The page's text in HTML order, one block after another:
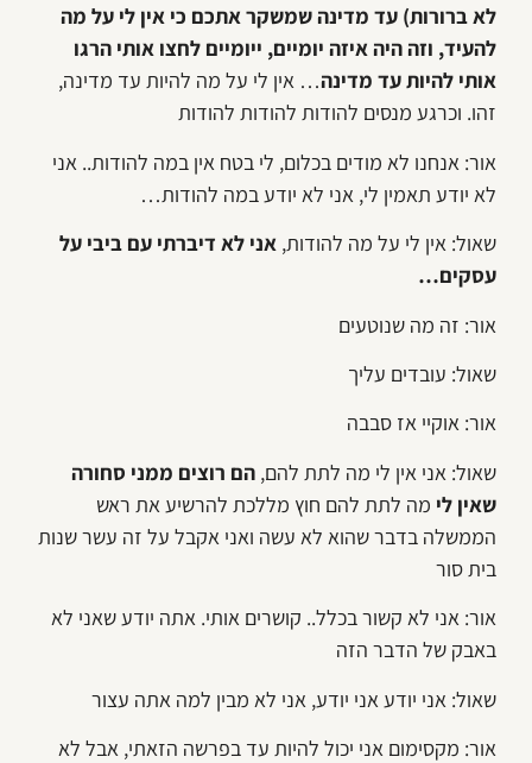
לא ברורות) עד מדינה שמשקר אתכם כי אין לי על מה
להעיד, וזה היה איזה יומיים, ייומיים לחצו אותי הרגו
אותי להיות עד מדינה… אין לי על מה להיות עד מדינה,
זהו. וכרגע מנסים להודות להודות להודות
אור: אנחנו לא מודים בכלום, לי בטח אין במה להודות.. אני
לא יודע תאמין לי, אני לא יודע במה להודות…
שאול: אין לי על מה להודות, אני לא דיברתי עם ביבי על
עסקים…
אור: זה מה שנוטעים
שאול: עובדים עליך
אור: אוקיי אז סבבה
שאול: אני אין לי מה לתת להם, הם רוצים ממני סחורה
שאין לי מה לתת להם חוץ מללכת להרשיע את ראש
הממשלה בדבר שהוא לא עשה ואני אקבל על זה עשר שנות
בית סור
אור: אני לא קשור בכלל.. קושרים אותי. אתה יודע שאני לא
באבק של הדבר הזה
שאול: אני יודע אני יודע, אני לא מבין למה אתה עצור
אור: מקסימום אני יכול להיות עד בפרשה הזאתי, אבל לא